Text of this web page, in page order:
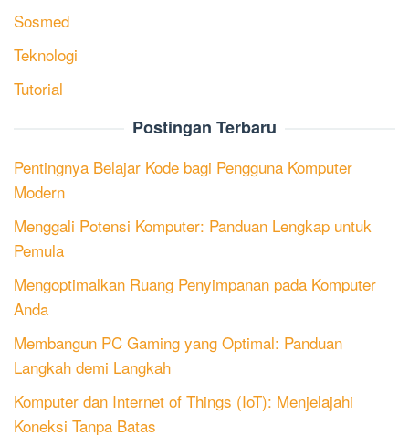
Sosmed
Teknologi
Tutorial
Postingan Terbaru
Pentingnya Belajar Kode bagi Pengguna Komputer
Modern
Menggali Potensi Komputer: Panduan Lengkap untuk
Pemula
Mengoptimalkan Ruang Penyimpanan pada Komputer
Anda
Membangun PC Gaming yang Optimal: Panduan
Langkah demi Langkah
Komputer dan Internet of Things (IoT): Menjelajahi
Koneksi Tanpa Batas